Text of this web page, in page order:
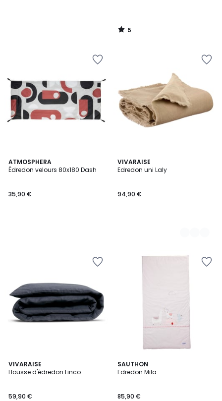
5
/
ATMOSPHERA
Édredon velours 80x180 Dash
35,90 €
VIVARAISE
Edredon uni Laly
94,90 €
9
Couleurs
VIVARAISE
Housse d'édredon Linco
59,90 €
4
Couleurs
SAUTHON
Edredon Mila
85,90 €